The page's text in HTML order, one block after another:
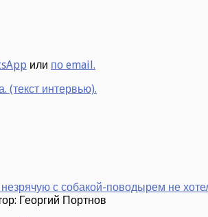
или по email.
(текст интервью).
с собакой-поводырем не
Георгий Портнов